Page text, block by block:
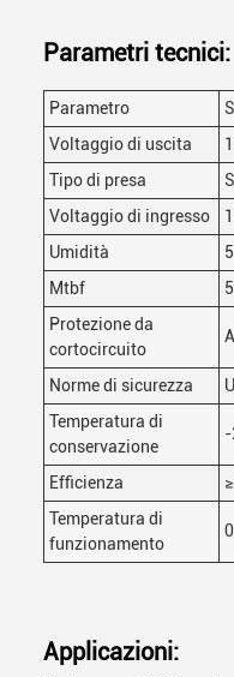
Parametri tecnici:
Parametro
Voltaggio di uscita
Tipo di presa
Voltaggio di ingresso
Umidità
Mtbf
Protezione da
cortocircuito
Norme di sicurezza
Temperatura di
conservazione
-
Efficienza
Temperatura di
funzionamento
Applicazioni: